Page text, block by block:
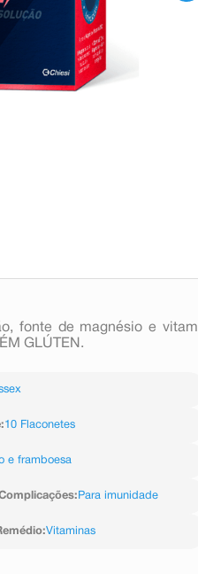
fonte de magnésio e
GLÚTEN.
:10 Flaconetes
e framboesa
: Para imunidade
:Vitaminas